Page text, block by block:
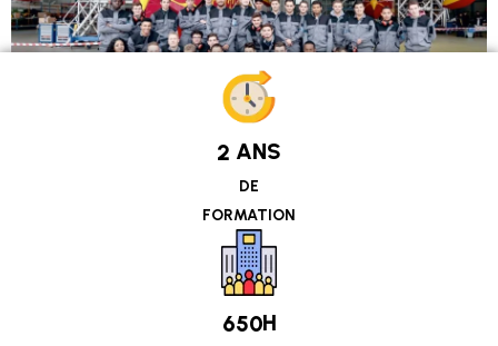
2 ANS
DE
FORMATION
650H